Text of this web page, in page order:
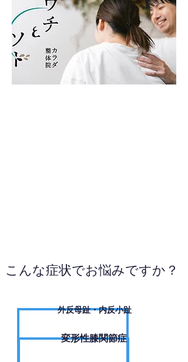
こんな症状でお悩みですか？
外反母趾・内反小趾
変形性膝関節症